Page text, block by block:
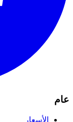
عام
الأسعار